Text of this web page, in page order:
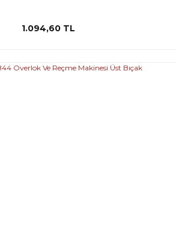
1.094,60 TL